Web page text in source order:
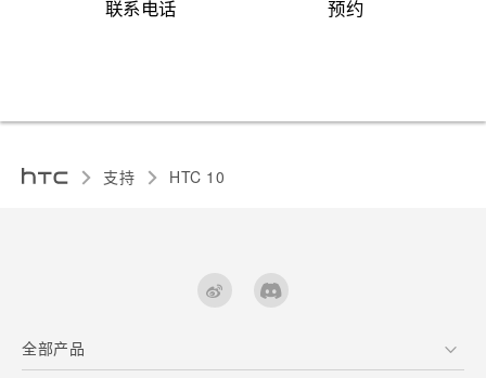
联系电话 预约
支持 HTC 10‎
全部产品